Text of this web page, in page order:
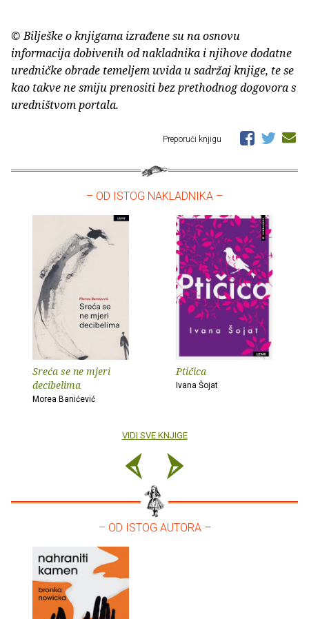
© Bilješke o knjigama izrađene su na osnovu
informacija dobivenih od nakladnika i njihove dodatne
uredničke obrade temeljem uvida u sadržaj knjige, te se
kao takve ne smiju prenositi bez prethodnog dogovora s
uredništvom portala.
Preporuči knjigu
– OD ISTOG NAKLADNIKA –
Sreća se ne mjeri
decibelima
Morea Banićević
Ptičica
Ivana Šojat
VIDI SVE KNJIGE
– OD ISTOG AUTORA –